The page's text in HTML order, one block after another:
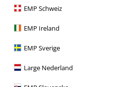
EMP Schweiz
EMP Ireland
EMP Sverige
Large Nederland